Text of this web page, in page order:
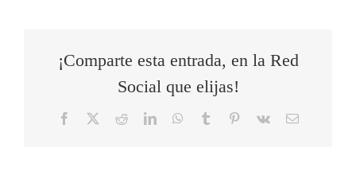
¡Comparte esta entrada, en la Red
Social que elijas!
Facebook RedditLinkedInWhatsApp
Tumblr Pinterest
Vk
Correo